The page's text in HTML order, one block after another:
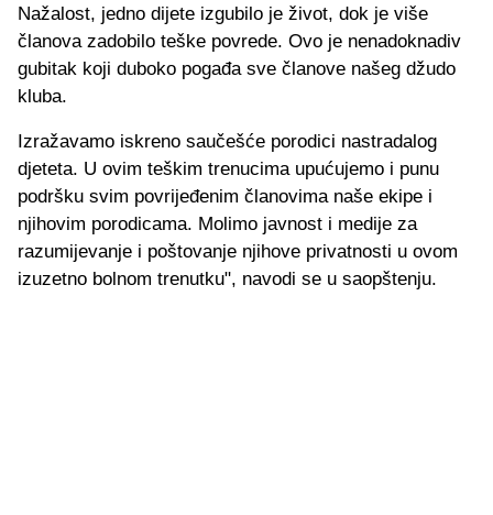
Nažalost, jedno dijete izgubilo je život, dok je više
članova zadobilo teške povrede. Ovo je nenadoknadiv
gubitak koji duboko pogađa sve članove našeg džudo
kluba.
Izražavamo iskreno saučešće porodici nastradalog
djeteta. U ovim teškim trenucima upućujemo i punu
podršku svim povrijeđenim članovima naše ekipe i
njihovim porodicama. Molimo javnost i medije za
razumijevanje i poštovanje njihove privatnosti u ovom
izuzetno bolnom trenutku", navodi se u saopštenju.